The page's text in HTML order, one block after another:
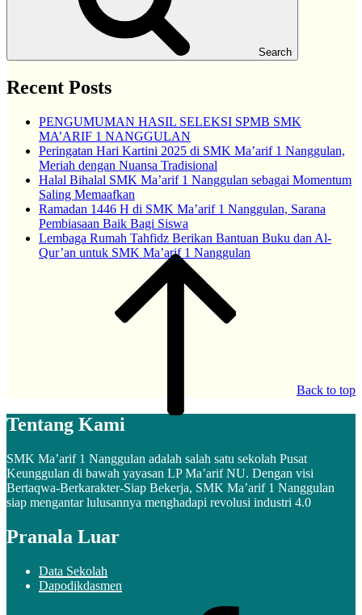
Search
Recent Posts
PENGUMUMAN HASIL SELEKSI SPMB SMK
MA’ARIF 1 NANGGULAN
Peringatan Hari Kartini 2025 di SMK Ma’arif 1 Nanggulan,
Meriah dengan Nuansa Tradisional
Halal Bihalal SMK Ma’arif 1 Nanggulan sebagai Momentum
Saling Memaafkan
Ramadan 1446 H di SMK Ma’arif 1 Nanggulan, Sarana
Pembiasaan Baik Bagi Siswa
Lembaga Rumah Tahfidz Berikan Bantuan Buku dan Al-
Qur’an untuk SMK Ma’arif 1 Nanggulan
Back to top
Tentang Kami
SMK Ma’arif 1 Nanggulan adalah salah satu sekolah Pusat
Keunggulan di bawah yayasan LP Ma’arif NU. Dengan visi
Bertaqwa-Berkarakter-Siap Bekerja, SMK Ma’arif 1 Nanggulan
siap mengantar lulusannya menghadapi revolusi industri 4.0
Pranala Luar
Data Sekolah
Dapodikdasmen